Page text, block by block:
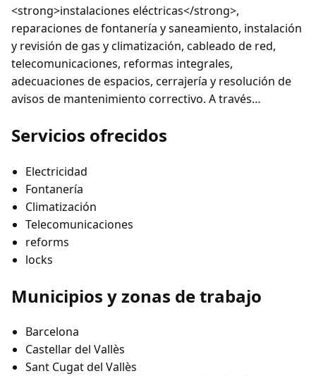
<strong>instalaciones eléctricas</strong>,
reparaciones de fontanería y saneamiento, instalación
y revisión de gas y climatización, cableado de red,
telecomunicaciones, reformas integrales,
adecuaciones de espacios, cerrajería y resolución de
avisos de mantenimiento correctivo. A través…
Servicios ofrecidos
Electricidad
Fontanería
Climatización
Telecomunicaciones
reforms
locks
Municipios y zonas de trabajo
Barcelona
Castellar del Vallès
Sant Cugat del Vallès